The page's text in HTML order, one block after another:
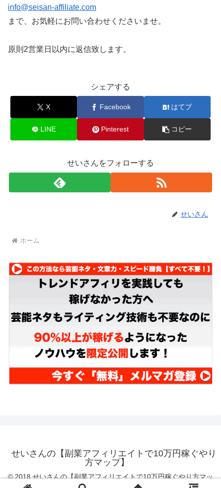
info@seisan-affiliate.com
まで、お気軽にお問い合わせくださいませ。
原則2営業日以内に返信致します。
シェアする
X Facebook はてブ
LINE Pinterest コピー
せいさんをフォローする
せいさん
ホーム
せいさんの【副業アフィリエイトで10万円稼ぐやり
方マップ】
© 2018 せいさんの【副業アフィリエイトで10万円稼ぐやり方マッ